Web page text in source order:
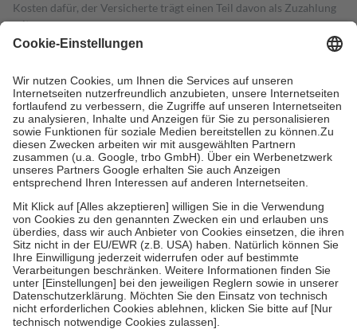
Kosten dafür, der Versicherte trägt einen Teil davon als Zuzahlung
mit.
Grundsätzlich leisten Mitglieder Zuzahlungen in Höhe von zehn
höchstens zehn Euro.
Es sind jedoch nie mehr als die tatsächlichen
Kosten der Leistung zu entrichten.
Diese Regeln gelten grundsätzlich auch für Online-Apotheken.
Bei Heilmitteln und häuslicher Krankenpflege beträgt die
Zuzahlung zehn Prozent der Kosten sowie zehn Euro je
Verordnung.
Um das Engagement der Versicherten für ihre eigene Gesundheit zu
stärken und die besondere Stellung der Familie zu unterstützen,
fallenkeine Zuzahlungenan bei:
• Kindern und Jugendlichen bis zum vollendeten 18. Lebensjahr
mit Ausnahme der Fahrkosten
• Untersuchungen zur Vorsorge und Früherkennung, die von der
GKV getragen werden
• empfohlenen Schutzimpfungen
• Harn- und Blutteststreifen